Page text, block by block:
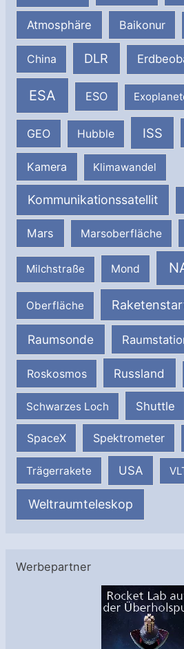
Atmosphäre Baikonur
China DLR
ESA ESO
GEO Hubble ISS
Kamera Klimawandel
Kommunikationssatellit
Mars Marsoberfläche
Milchstraße Mond
Oberfläche
Raumsonde
Roskosmos Russland
Schwarzes Loch Shuttle
SpaceX Spektrometer
Trägerrakete USA
Weltraumteleskop
Werbepartner